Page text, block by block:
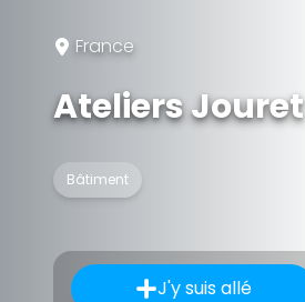
France
Ateliers Jouret
Bâtiment
J'y suis allé